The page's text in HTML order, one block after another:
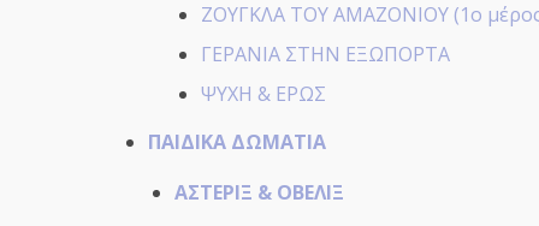
ΖΟΥΓΚΛΑ ΤΟΥ ΑΜΑΖΟΝΙΟΥ (1ο
ΓΕΡΑΝΙΑ ΣΤΗΝ ΕΞΩΠΟΡΤΑ
ΨΥΧΗ & ΕΡΩΣ
ΠΑΙΔΙΚΑ ΔΩΜΑΤΙΑ
ΑΣΤΕΡΙΞ & ΟΒΕΛΙΞ